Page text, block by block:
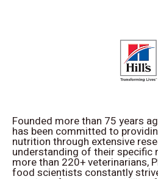
Founded more than 75 years
has been committed to
nutrition through extensive
understanding of their specific
more than 220+ veterinarians,
food scientists constantly